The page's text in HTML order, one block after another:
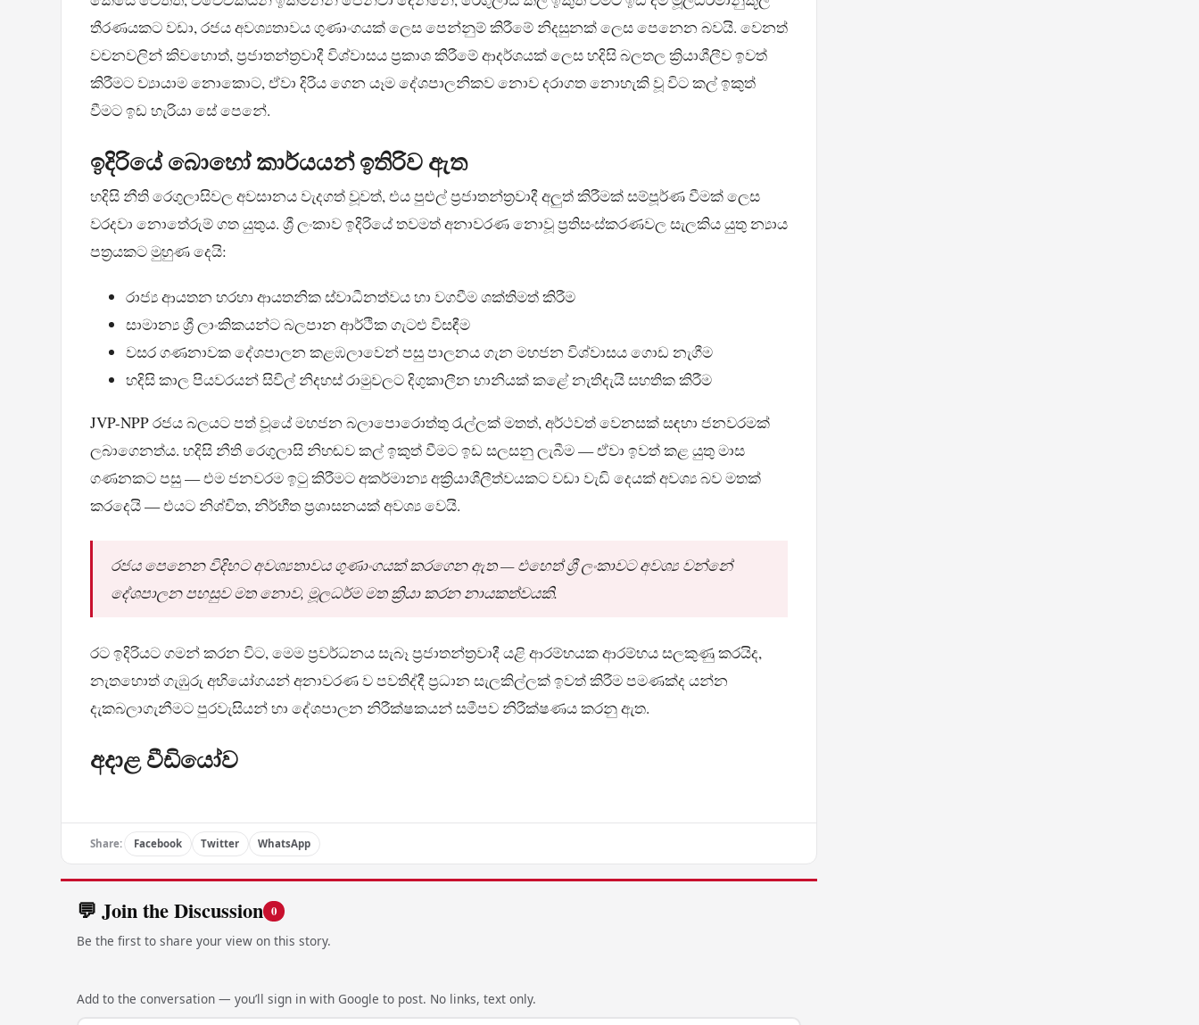
තීරණයකට වඩා, රජය අවශ්‍යතාවය ගුණාංගයක් ලෙස පෙන්නුම් කිරීමේ නිදසුනක් ලෙස පෙනෙන බවයි. වෙනත්
වචනවලින් කිවහොත්, ප්‍රජාතන්ත්‍රවාදී විශ්වාසය ප්‍රකාශ කිරීමේ ආදර්ශයක් ලෙස හදිසි බලතල ක්‍රියාශීලීව ඉවත්
කිරීමට ව්‍යායාම නොකොට, ඒවා දිරිය ගෙන යෑම දේශපාලනිකව නොව දරාගත නොහැකි වූ විට කල් ඉකුත්
වීමට ඉඩ හැරියා සේ පෙනේ.
ඉදිරියේ බොහෝ කාර්යයන් ඉතිරිව ඇත
හදිසි නීති රෙගුලාසිවල අවසානය වැදගත් වූවත්, එය පුළුල් ප්‍රජාතන්ත්‍රවාදී අලුත් කිරීමක් සම්පූර්ණ වීමක් ලෙස
වරදවා නොතේරුම් ගත යුතුය. ශ්‍රී ලංකාව ඉදිරියේ තවමත් අනාවරණ නොවූ ප්‍රතිසංස්කරණවල සැලකිය යුතු න්‍යාය
පත්‍රයකට මුහුණ දෙයි:
රාජ්‍ය ආයතන හරහා ආයතනික ස්වාධීනත්වය හා වගවීම ශක්තිමත් කිරීම
සාමාන්‍ය ශ්‍රී ලාංකිකයන්ට බලපාන ආර්ථික ගැටළු විසඳීම
වසර ගණනාවක දේශපාලන කළඹලාවෙන් පසු පාලනය ගැන මහජන විශ්වාසය ගොඩ නැගීම
හදිසි කාල පියවරයන් සිවිල් නිදහස් රාමුවලට දිගුකාලීන හානියක් කළේ නැතිදැයි සහතික කිරීම
JVP-NPP රජය බලයට පත් වූයේ මහජන බලාපොරොත්තු රැල්ලක් මතත්, අර්ථවත් වෙනසක් සඳහා ජනවරමක්
ලබාගෙනත්ය. හදිසි නීති රෙගුලාසි නිහඬව කල් ඉකුත් වීමට ඉඩ සලසනු ලැබීම — ඒවා ඉවත් කළ යුතු මාස
ගණනකට පසු — එම ජනවරම ඉටු කිරීමට අකර්මාන්‍ය අක්‍රියාශීලීත්වයකට වඩා වැඩි දෙයක් අවශ්‍ය බව මතක්
කරදෙයි — එයට නිශ්චිත, නිර්භීත ප්‍රශාසනයක් අවශ්‍ය වෙයි.
රජය පෙනෙන විදිහට අවශ්‍යතාවය ගුණාංගයක් කරගෙන ඇත — එහෙත් ශ්‍රී ලංකාවට අවශ්‍ය වන්නේ
දේශපාලන පහසුව මත නොව, මූලධර්ම මත ක්‍රියා කරන නායකත්වයකි.
රට ඉදිරියට ගමන් කරන විට, මෙම ප්‍රවර්ධනය සැබෑ ප්‍රජාතන්ත්‍රවාදී යළි ආරම්භයක ආරම්භය සලකුණු කරයිද,
නැතහොත් ගැඹුරු අභියෝගයන් අනාවරණ ව පවතිද්දී ප්‍රධාන සැලකිල්ලක් ඉවත් කිරීම පමණක්ද යන්න
දැකබලාගැනීමට පුරවැසියන් හා දේශපාලන නිරීක්ෂකයන් සමීපව නිරීක්ෂණය කරනු ඇත.
අදාළ වීඩියෝව
Share: Facebook Twitter WhatsApp
💬 Join the Discussion 0
Be the first to share your view on this story.
Add to the conversation — you’ll sign in with Google to post. No links, text only.